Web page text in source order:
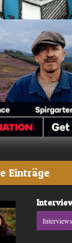
Einträge
Interviews